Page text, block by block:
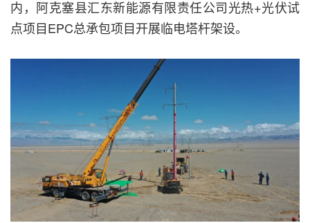
内，阿克塞县汇东新能源有限责任公司光热+光伏试
点项目EPC总承包项目开展临电塔杆架设。